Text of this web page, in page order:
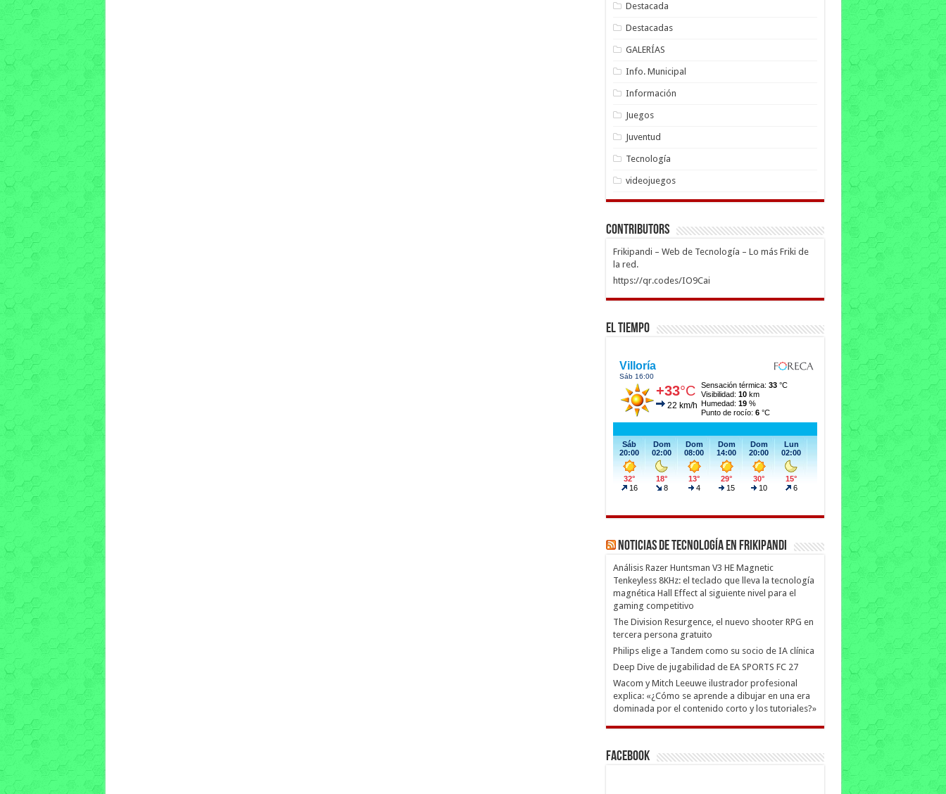
Destacada
Destacadas
GALERÍAS
Info. Municipal
Información
Juegos
Juventud
Tecnología
videojuegos
Contributors
Frikipandi – Web de Tecnología – Lo más Friki de
la red.
https://qr.codes/IO9Cai
El Tiempo
Noticias de Tecnología en Frikipandi
Análisis Razer Huntsman V3 HE Magnetic
Tenkeyless 8KHz: el teclado que lleva la tecnología
magnética Hall Effect al siguiente nivel para el
gaming competitivo
The Division Resurgence, el nuevo shooter RPG en
tercera persona gratuito
Philips elige a Tandem como su socio de IA clínica
Deep Dive de jugabilidad de EA SPORTS FC 27
Wacom y Mitch Leeuwe ilustrador profesional
explica: «¿Cómo se aprende a dibujar en una era
dominada por el contenido corto y los tutoriales?»
Facebook